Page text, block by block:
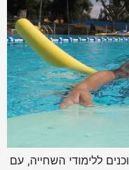
ללימודי השחייה, עם